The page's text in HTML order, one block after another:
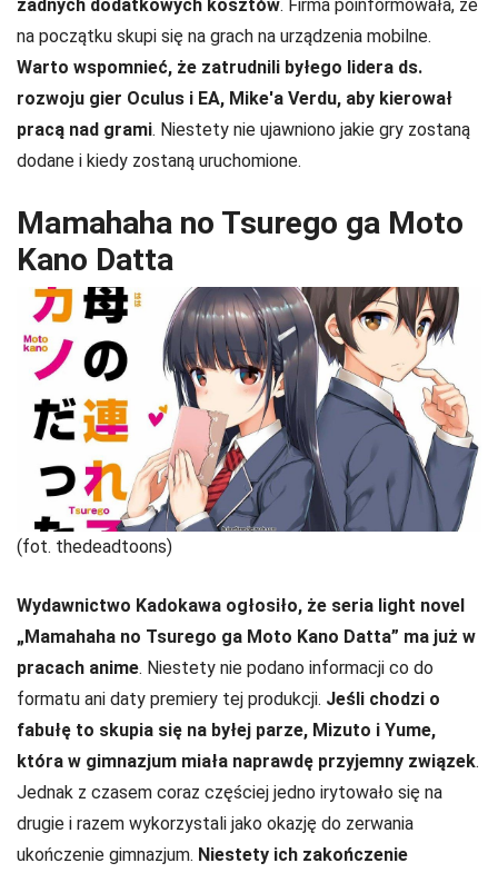
żadnych dodatkowych kosztów. Firma poinformowała, że
na początku skupi się na grach na urządzenia mobilne.
Warto wspomnieć, że zatrudnili byłego lidera ds.
rozwoju gier Oculus i EA, Mike'a Verdu, aby kierował
pracą nad grami. Niestety nie ujawniono jakie gry zostaną
dodane i kiedy zostaną uruchomione.
Mamahaha no Tsurego ga Moto
Kano Datta
(fot. thedeadtoons)
Wydawnictwo Kadokawa ogłosiło, że seria light novel
„Mamahaha no Tsurego ga Moto Kano Datta” ma już w
pracach anime. Niestety nie podano informacji co do
formatu ani daty premiery tej produkcji. Jeśli chodzi o
fabułę to skupia się na byłej parze, Mizuto i Yume,
która w gimnazjum miała naprawdę przyjemny związek.
Jednak z czasem coraz częściej jedno irytowało się na
drugie i razem wykorzystali jako okazję do zerwania
ukończenie gimnazjum. Niestety ich zakończenie